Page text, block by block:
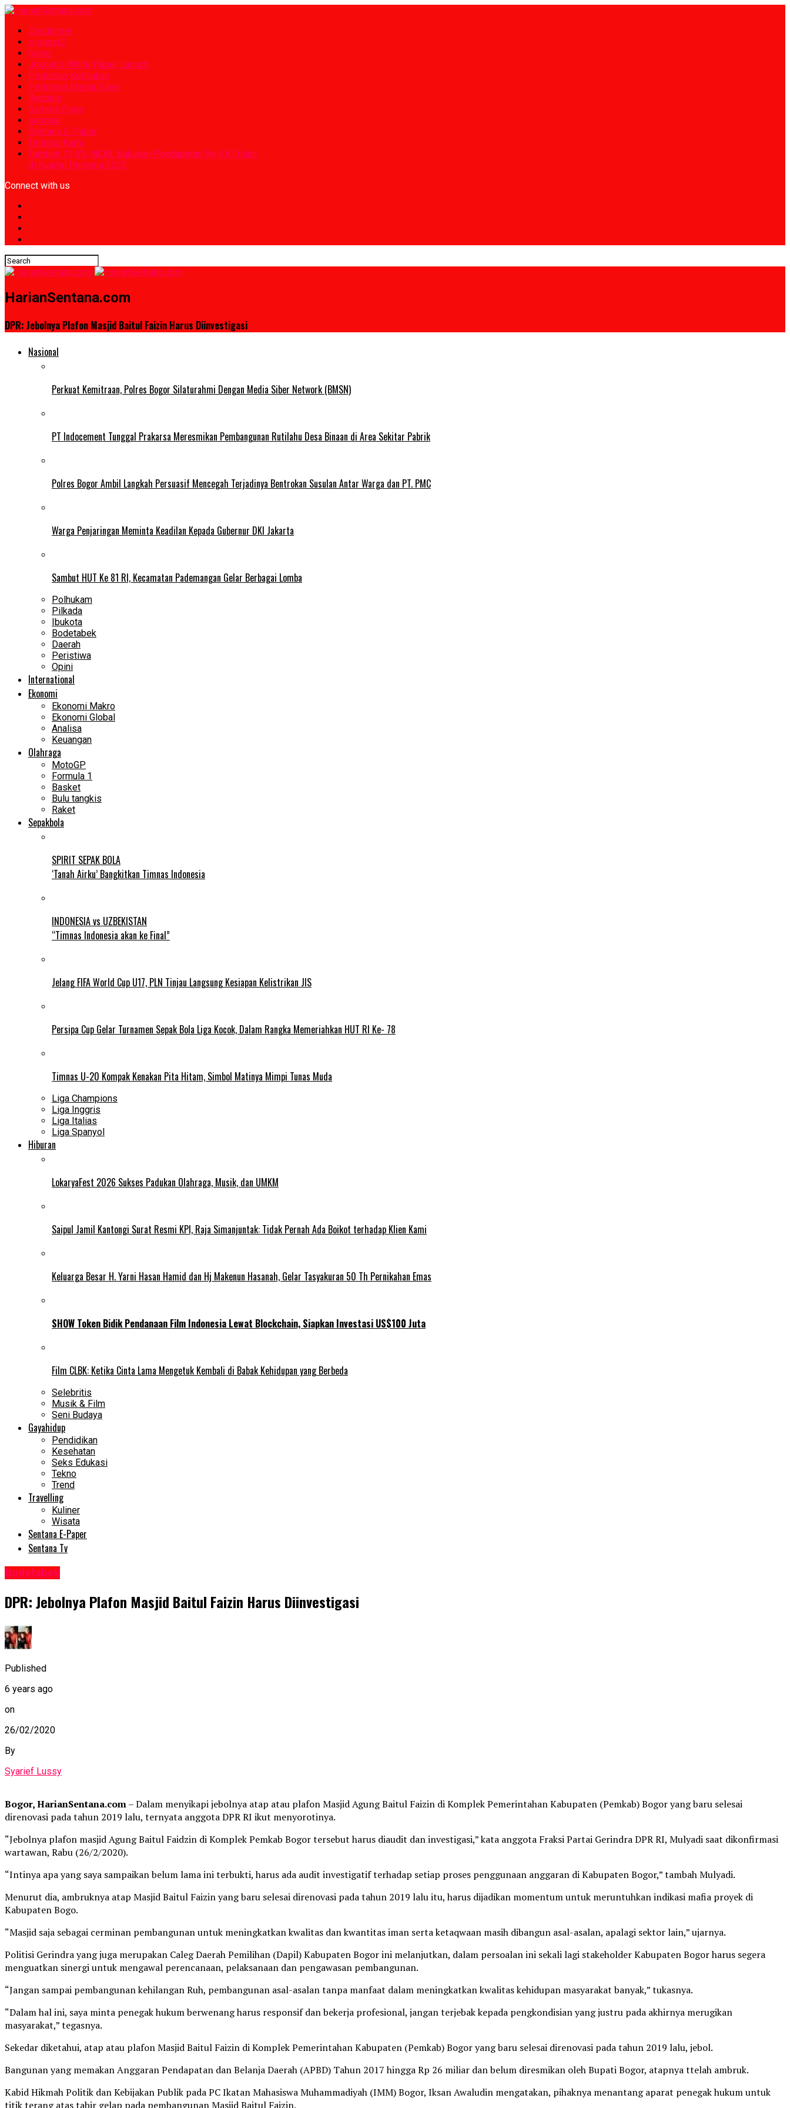
Disclaimer
e-paper2
home
Jokowi’s White Paper Launch
Pedoman Kebijakan
Pedoman Media Siber
Redaksi
Sample Page
sentana
Sentana E-Paper
Tentang Kami
Tumbuh 74,6%, NCKL Bukukan Pendapatan Rp 4,8 Triliun
di Kuartal Pertama 2023
Connect with us
HarianSentana.com
DPR: Jebolnya Plafon Masjid Baitul Faizin Harus Diinvestigasi
Nasional
Perkuat Kemitraan, Polres Bogor Silaturahmi Dengan Media Siber Network (BMSN)
PT Indocement Tunggal Prakarsa Meresmikan Pembangunan Rutilahu Desa Binaan di Area Sekitar Pabrik
Polres Bogor Ambil Langkah Persuasif Mencegah Terjadinya Bentrokan Susulan Antar Warga dan PT. PMC
Warga Penjaringan Meminta Keadilan Kepada Gubernur DKI Jakarta
Sambut HUT Ke 81 RI, Kecamatan Pademangan Gelar Berbagai Lomba
Polhukam
Pilkada
Ibukota
Bodetabek
Daerah
Peristiwa
Opini
International
Ekonomi
Ekonomi Makro
Ekonomi Global
Analisa
Keuangan
Olahraga
MotoGP
Formula 1
Basket
Bulu tangkis
Raket
Sepakbola
SPIRIT SEPAK BOLA
‘Tanah Airku’ Bangkitkan Timnas Indonesia
INDONESIA vs UZBEKISTAN
“Timnas Indonesia akan ke Final”
Jelang FIFA World Cup U17, PLN Tinjau Langsung Kesiapan Kelistrikan JIS
Persipa Cup Gelar Turnamen Sepak Bola Liga Kocok, Dalam Rangka Memeriahkan HUT RI Ke- 78
Timnas U-20 Kompak Kenakan Pita Hitam, Simbol Matinya Mimpi Tunas Muda
Liga Champions
Liga Inggris
Liga Italias
Liga Spanyol
Hiburan
LokaryaFest 2026 Sukses Padukan Olahraga, Musik, dan UMKM
Saipul Jamil Kantongi Surat Resmi KPI, Raja Simanjuntak: Tidak Pernah Ada Boikot terhadap Klien Kami
Keluarga Besar H. Yarni Hasan Hamid dan Hj Makenun Hasanah, Gelar Tasyakuran 50 Th Pernikahan Emas
SHOW Token Bidik Pendanaan Film Indonesia Lewat Blockchain, Siapkan Investasi US$100 Juta
Film CLBK: Ketika Cinta Lama Mengetuk Kembali di Babak Kehidupan yang Berbeda
Selebritis
Musik & Film
Seni Budaya
Gayahidup
Pendidikan
Kesehatan
Seks Edukasi
Tekno
Trend
Travelling
Kuliner
Wisata
Sentana E-Paper
Sentana Tv
Bodetabek
DPR: Jebolnya Plafon Masjid Baitul Faizin Harus Diinvestigasi
Published
6 years ago
on
26/02/2020
By
Syarief Lussy
Bogor, HarianSentana.com– Dalam menyikapi jebolnya atap atau plafon Masjid Agung Baitul Faizin di Komplek Pemerintahan Kabupaten (Pemkab) Bogor yang baru selesai
direnovasi pada tahun 2019 lalu, ternyata anggota DPR RI ikut menyorotinya.
“Jebolnya plafon masjid Agung Baitul Faidzin di Komplek Pemkab Bogor tersebut harus diaudit dan investigasi,” kata anggota Fraksi Partai Gerindra DPR RI, Mulyadi saat dikonfirmasi
wartawan, Rabu (26/2/2020).
“Intinya apa yang saya sampaikan belum lama ini terbukti, harus ada audit investigatif terhadap setiap proses penggunaan anggaran di Kabupaten Bogor,” tambah Mulyadi.
Menurut dia, ambruknya atap Masjid Baitul Faizin yang baru selesai direnovasi pada tahun 2019 lalu itu, harus dijadikan momentum untuk meruntuhkan indikasi mafia proyek di
Kabupaten Bogo.
“Masjid saja sebagai cerminan pembangunan untuk meningkatkan kwalitas dan kwantitas iman serta ketaqwaan masih dibangun asal-asalan, apalagi sektor lain,” ujarnya.
Politisi Gerindra yang juga merupakan Caleg Daerah Pemilihan (Dapil) Kabupaten Bogor ini melanjutkan, dalam persoalan ini sekali lagi stakeholder Kabupaten Bogor harus segera
menguatkan sinergi untuk mengawal perencanaan, pelaksanaan dan pengawasan pembangunan.
“Jangan sampai pembangunan kehilangan Ruh, pembangunan asal-asalan tanpa manfaat dalam meningkatkan kwalitas kehidupan masyarakat banyak,” tukasnya.
“Dalam hal ini, saya minta penegak hukum berwenang harus responsif dan bekerja profesional, jangan terjebak kepada pengkondisian yang justru pada akhirnya merugikan
masyarakat,” tegasnya.
Sekedar diketahui, atap atau plafon Masjid Baitul Faizin di Komplek Pemerintahan Kabupaten (Pemkab) Bogor yang baru selesai direnovasi pada tahun 2019 lalu, jebol.
Bangunan yang memakan Anggaran Pendapatan dan Belanja Daerah (APBD) Tahun 2017 hingga Rp 26 miliar dan belum diresmikan oleh Bupati Bogor, atapnya ttelah ambruk.
Kabid Hikmah Politik dan Kebijakan Publik pada PC Ikatan Mahasiswa Muhammadiyah (IMM) Bogor, Iksan Awaludin mengatakan, pihaknya menantang aparat penegak hukum untuk
titik terang atas tabir gelap pada pembangunan Masjid Baitul Faizin.